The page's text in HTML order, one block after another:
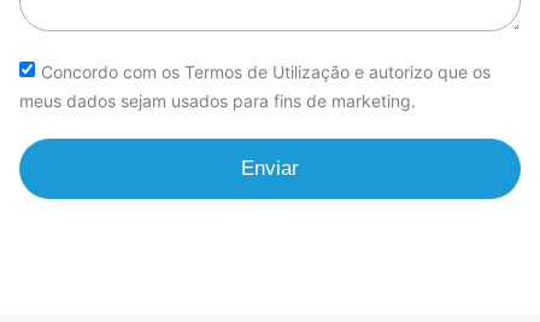
Concordo com os Termos de Utilização e autorizo que os
meus dados sejam usados para fins de marketing.
Enviar